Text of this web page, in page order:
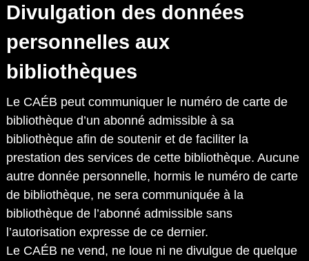
Divulgation des données
personnelles aux
bibliothèques
Le CAÉB peut communiquer le numéro de carte de
bibliothèque d’un abonné admissible à sa
bibliothèque afin de soutenir et de faciliter la
prestation des services de cette bibliothèque. Aucune
autre donnée personnelle, hormis le numéro de carte
de bibliothèque, ne sera communiquée à la
bibliothèque de l’abonné admissible sans
l’autorisation expresse de ce dernier.
Le CAÉB ne vend, ne loue ni ne divulgue de quelque